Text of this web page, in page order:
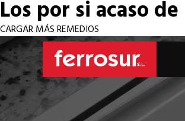
Los por si acaso
CARGAR MÁS REMEDIOS